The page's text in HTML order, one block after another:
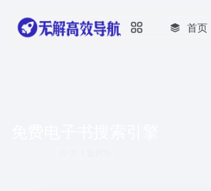
首页